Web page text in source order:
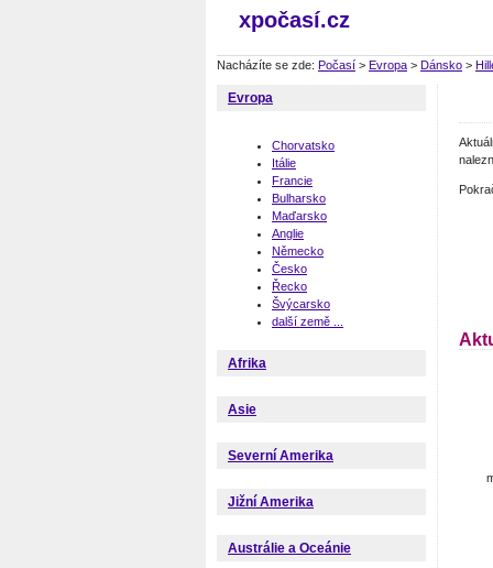
xpočasí.cz
Nacházíte se zde: Počasí > Evropa > Dánsko >
Evropa
Chorvatsko
Itálie
Francie
Bulharsko
Maďarsko
Anglie
Německo
Česko
Řecko
Švýcarsko
další země ...
Afrika
Asie
Severní Amerika
Jižní Amerika
Austrálie a Oceánie